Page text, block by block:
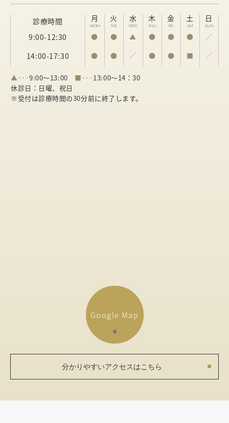
診療時間 月
MON
火
TUE
水
WED
木
THU
金
FRI
土
SAT
日
SUN
9:00-12:30 ● ● ▲ ● ● ● ／
14:00-17:30 ● ● ／ ● ● ■ ／
▲･･･9:00～13:00 ■･･･ 13:00～14：30
休診日：日曜、祝日
※受付は診療時間の30分前に終了します。
Google Map
分かりやすいアクセスはこちら